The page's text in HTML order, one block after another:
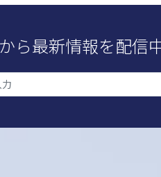
ら最新情報を配信